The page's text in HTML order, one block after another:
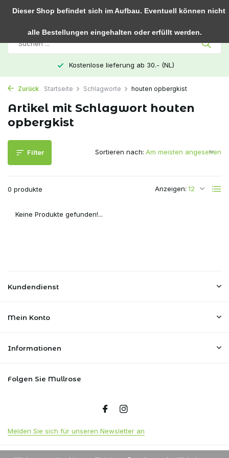
0
Kostenlose lieferung ab 30.- (NL)
Zurück Startseite Schlagworte houten opbergkist
Artikel mit Schlagwort houten
opbergkist
Filter
0 produkte Anzeigen:
Sortieren nach:
Keine Produkte gefunden!...
Kundendienst
Mein Konto
Informationen
Folgen Sie Mullrose
Melden Sie sich für unseren Newsletter an
Dieser Shop befindet sich im Aufbau. Eventuell können nicht
alle Bestellungen eingehalten oder erfüllt werden.